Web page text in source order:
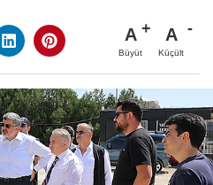
A
Büyüt
A
Küçült